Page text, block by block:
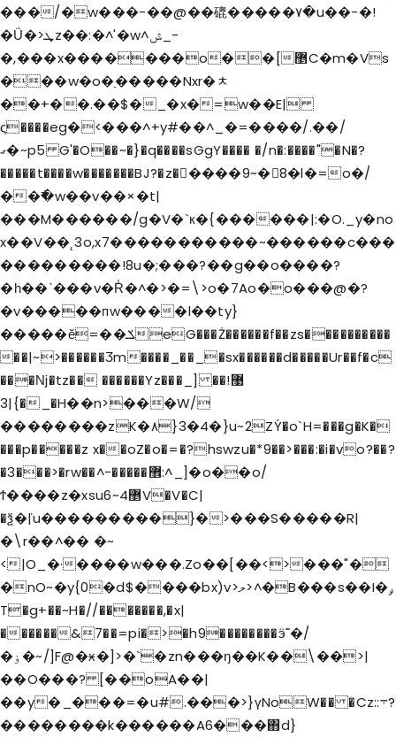
���/�w���-��@��磇�����٧�u��-�!
�Ǘ�>ܜz��:�^'�w^ݜ_-
�,���x�������o��[޵C�m�Vs
���w�o�ַ�����Nxr�ﾺ
��+��.��$�_�x�=w��E|
ς����eg�<���^+y#��^_�=����/.��/
ގ�~p5 G'�O��~�}�q����sGgY���� �/n�:����"�N�?
�����t����w�������BJ?�z�����9~�8�l�=o�/
��߯�w��v��×�t|
���M������/g�V�`к�{������|:�O._y�no
x��V��˛3o,x7�����������~������c���
���������!8u�;���?��g��o����?
�һ��ˋ���v�R̾�^�>�=\>o�7Ao�o���@�?
�v�����пw����l��ty}
�����ӗ=��ݎeG���Ż������f��zs����������
��|~>������Ӡm����_��_�sx������d�����Ur��f�c
���ǋ�tz�� ������Yz���_] ��޹!
�}|3_�H��n>���W/
��������zK�٨}3�4�}u~2ZÝ�o`H=���g�K�
���p�����z x��oZ�o�=�?hswzu�*9��>���:�i�vo?��?
�3���>�rw��^-�����޾:^_]�o��o/
Ϯ����z�xsu6~4޵V�V�C|
�ѯ�ܿ|u��������͏�}�>���S�����R|
�\r��^�� �~
<|O_�·����w���.Zo��[��<>���"�
�nO~�y{0�d$����bx)v>ލ>^�B���s��I�ݛ
T�g+��~H�//�������,�x|
������&7��=pi�>�h9��������ӭ˭�/
�ۏ�~/]F@�ӿ�]>�`�zn���ŋ��K��\��>|
��O���? [��oA��|
��y�_���=�u#.���>}үNoW�� �Cz::܋?
��������k������A6���΋d}